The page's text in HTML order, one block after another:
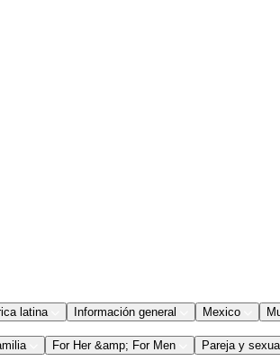
latina Información general Mexico
For Her &amp; For Men Pareja y